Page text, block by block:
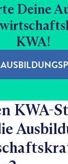
Deine
KWA!
KWA-